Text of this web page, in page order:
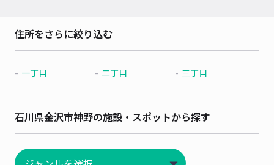
住所をさらに絞り込む
一丁目 二丁目 三丁目
石川県金沢市神野の施設・スポットから探す